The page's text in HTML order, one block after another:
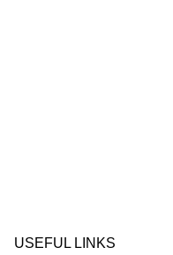
USEFUL LINKS